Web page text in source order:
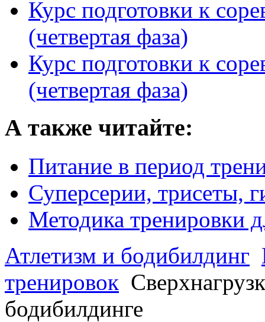
Курс подготовки к
(четвертая фаза)
Курс подготовки к
(четвертая фаза)
А также читайте:
Питание в период
Суперсерии, трисеты,
Методика тренировки
Атлетизм и бодибилдинг
тренировок
бодибилдинге